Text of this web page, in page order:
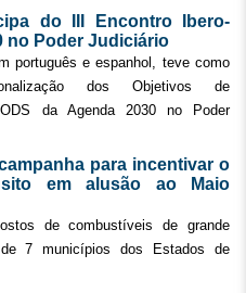
do III Encontro Ibero-
no Poder Judiciário
português e espanhol, teve como
dos Objetivos de
da Agenda 2030 no Poder
para incentivar o
em alusão ao Maio
de combustíveis de grande
7 municípios dos Estados de